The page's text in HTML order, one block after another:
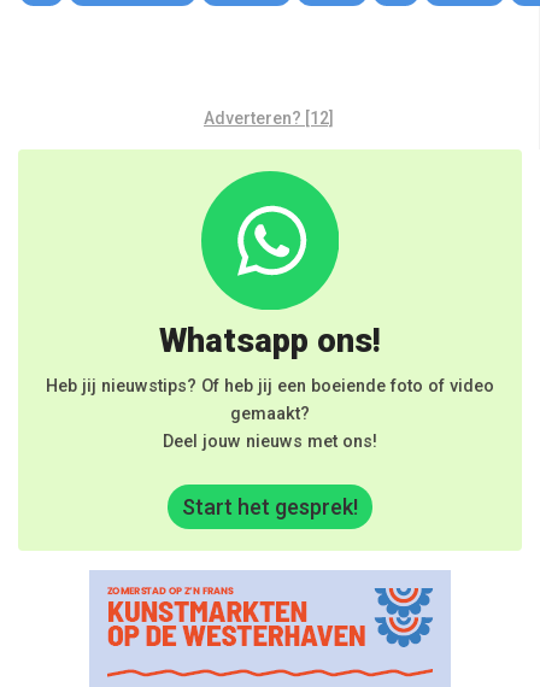
Adverteren? [12]
Whatsapp ons!
Heb jij nieuwstips? Of heb jij een boeiende foto of video
gemaakt?
Deel jouw nieuws met ons!
Start het gesprek!